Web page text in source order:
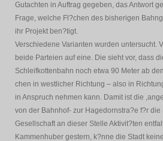
Gutachten in Auftrag gegeben, das Antwort
Frage, welche Fl?chen des bisherigen
ihr Projekt ben?tigt.
Verschiedene Varianten wurden untersucht.
beide Parteien auf eine. Die sieht vor, dass
Schleifkottenbahn noch etwa 90 Meter ab
chen in westlicher Richtung – also in
in Anspruch nehmen kann. Damit ist die
von der Bahnhof- zur Hagedornstra?e f?r die
Gesellschaft an dieser Stelle Aktivit?ten
Kammenhuber gestern, k?nne die Stadt keine